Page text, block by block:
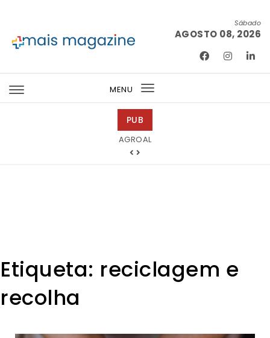
Sábado
AGOSTO 08, 2026
MENU
Toggle
PUB
AGROAL
Tintas 2000
Etiqueta: reciclagem e
recolha